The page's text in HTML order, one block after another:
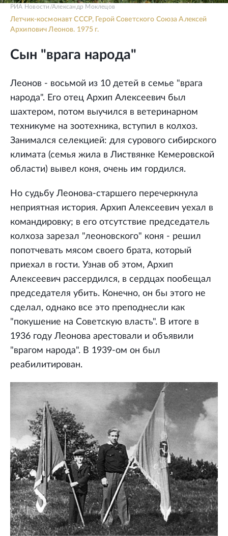
РИА Новости/Александр Моклецов
Летчик-космонавт СССР, Герой Советского Союза Алексей
Архипович Леонов. 1975 г.
Сын "врага народа"
Леонов - восьмой из 10 детей в семье "врага
народа". Его отец Архип Алексеевич был
шахтером, потом выучился в ветеринарном
техникуме на зоотехника, вступил в колхоз.
Занимался селекцией: для сурового сибирского
климата (семья жила в Листвянке Кемеровской
области) вывел коня, очень им гордился.
Но судьбу Леонова-старшего перечеркнула
неприятная история. Архип Алексеевич уехал в
командировку; в его отсутствие председатель
колхоза зарезал "леоновского" коня - решил
попотчевать мясом своего брата, который
приехал в гости. Узнав об этом, Архип
Алексеевич рассердился, в сердцах пообещал
председателя убить. Конечно, он бы этого не
сделал, однако все это преподнесли как
"покушение на Советскую власть". В итоге в
1936 году Леонова арестовали и объявили
"врагом народа". В 1939-ом он был
реабилитирован.